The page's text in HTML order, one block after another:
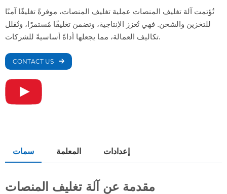
تُؤتمت آلة تغليف المنصات عملية تغليف المنصات، موفرةً تغليفًا آمنًا
للتخزين والشحن. فهي تُعزز الإنتاجية، وتضمن تغليفًا مُستمرًا، وتُقلل
تكاليف العمالة، مما يجعلها أداةً أساسيةً للشركات.
CONTACT US
سمات المعلمة إعدادات
مقدمة عن آلة تغليف المنصات